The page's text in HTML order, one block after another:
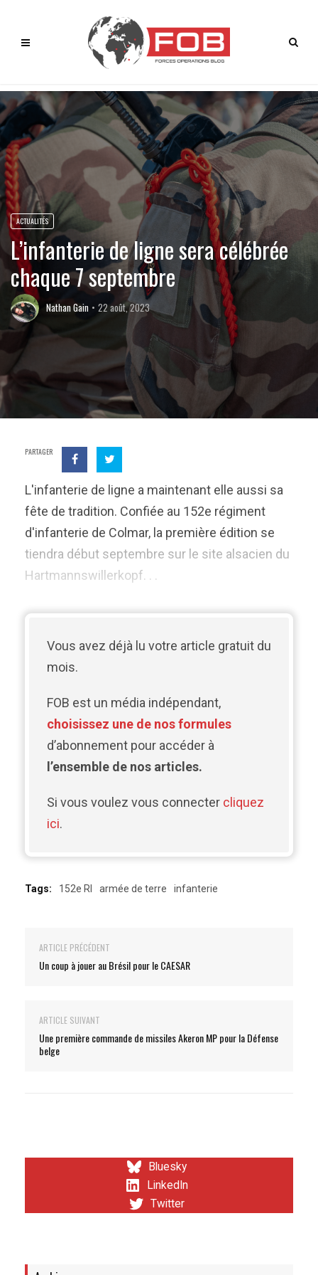
ACTUALITÉS
L’infanterie de ligne sera célébrée
chaque 7 septembre
Nathan Gain 22 août, 2023
PARTAGER
L'infanterie de ligne a maintenant elle aussi sa
fête de tradition. Confiée au 152e régiment
d'infanterie de Colmar, la première édition se
tiendra début septembre sur le site alsacien du
Hartmannswillerkopf. . .
Vous avez déjà lu votre article gratuit du
mois.
FOB est un média indépendant,
choisissez une de nos formules
d’abonnement pour accéder à
l’ensemble de nos articles.
Si vous voulez vous connecter cliquez
ici.
Tags: 152e RI armée de terre infanterie
ARTICLE PRÉCÉDENT
Un coup à jouer au Brésil pour le CAESAR
ARTICLE SUIVANT
Une première commande de missiles Akeron MP pour la Défense
belge
Bluesky
LinkedIn
Twitter